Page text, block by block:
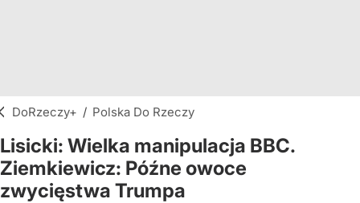
DoRzeczy+ / Polska Do Rzeczy
Lisicki: Wielka manipulacja BBC.
Ziemkiewicz: Późne owoce
zwycięstwa Trumpa